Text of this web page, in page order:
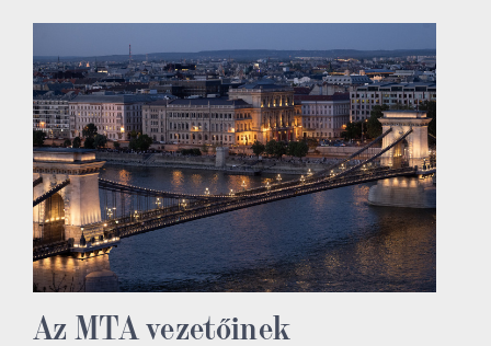
Az MTA vezetőinek